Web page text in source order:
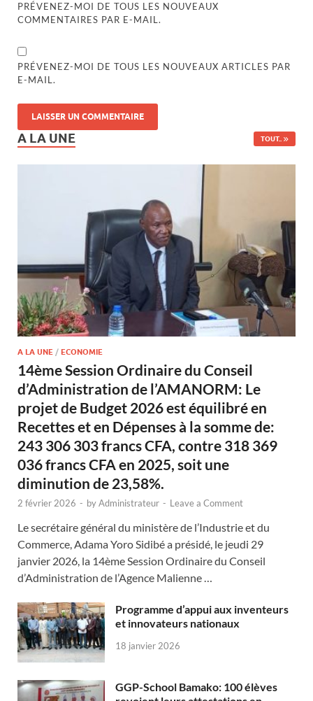
PRÉVENEZ-MOI DE TOUS LES NOUVEAUX
COMMENTAIRES PAR E-MAIL.
PRÉVENEZ-MOI DE TOUS LES NOUVEAUX ARTICLES PAR
E-MAIL.
A LA UNE TOUT..
A LA UNE / ECONOMIE
14ème Session Ordinaire du Conseil
d’Administration de l’AMANORM: Le
projet de Budget 2026 est équilibré en
Recettes et en Dépenses à la somme de:
243 306 303 francs CFA, contre 318 369
036 francs CFA en 2025, soit une
diminution de 23,58%.
2 février 2026 - byAdministrateur - Leave a Comment
Le secrétaire général du ministère de l’Industrie et du
Commerce, Adama Yoro Sidibé a présidé, le jeudi 29
janvier 2026, la 14ème Session Ordinaire du Conseil
d’Administration de l’Agence Malienne …
Programme d’appui aux inventeurs
et innovateurs nationaux
18 janvier 2026
GGP-School Bamako: 100 élèves